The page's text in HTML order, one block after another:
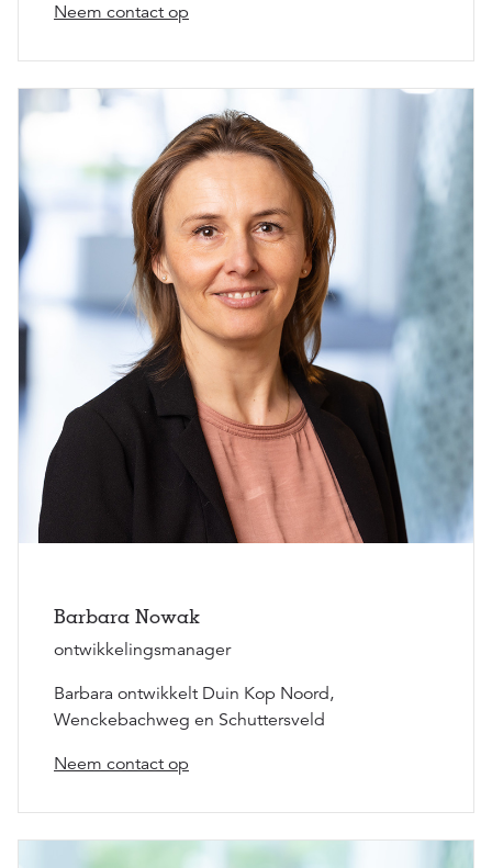
Neem contact op
Barbara Nowak
ontwikkelingsmanager
Barbara ontwikkelt Duin Kop Noord,
Wenckebachweg en Schuttersveld
Neem contact op